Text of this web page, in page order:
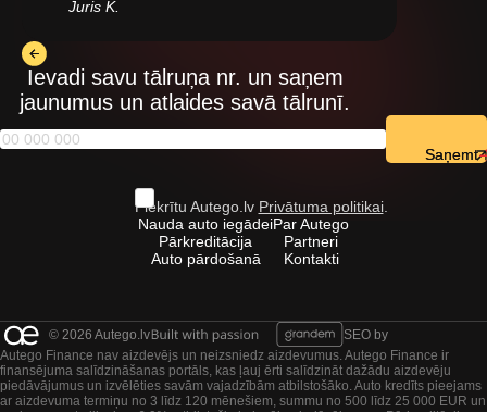
Juris K.
Ievadi savu tālruņa nr. un saņem
jaunumus un atlaides savā tālrunī.
Piekrītu Autego.lv Privātuma politikai.
Nauda auto iegādei
Pārkreditācija
Auto pārdošanā
Par Autego
Partneri
Kontakti
© 2026 Autego.lv
SEO by
Autego Finance nav aizdevējs un neizsniedz aizdevumus. Autego Finance ir
finansējuma salīdzināšanas portāls, kas ļauj ērti salīdzināt dažādu aizdevēju
piedāvājumus un izvēlēties savām vajadzībām atbilstošāko. Auto kredīts pieejams
ar aizdevuma termiņu no 3 līdz 120 mēnešiem, summu no 500 līdz 25 000 EUR un